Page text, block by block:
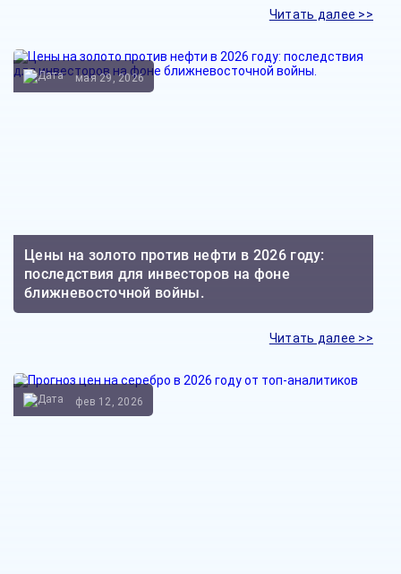
Читать далее >>
Цены на золото против нефти в 2026 году:
последствия для инвесторов на фоне
ближневосточной войны.
мая 29, 2026
Читать далее >>
фев 12, 2026